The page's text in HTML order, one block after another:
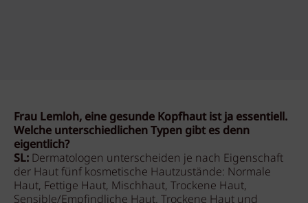
Frau Lemloh, eine gesunde Kopfhaut ist ja essentiell.
Welche unterschiedlichen Typen gibt es denn
eigentlich?
SL: Dermatologen unterscheiden je nach Eigenschaft
der Haut fünf kosmetische Hautzustände: Normale
Haut, Fettige Haut, Mischhaut, Trockene Haut,